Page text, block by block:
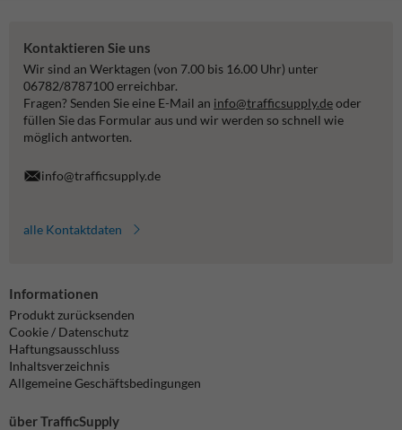
Kontaktieren Sie uns
Wir sind an Werktagen (von 7.00 bis 16.00 Uhr) unter
06782/8787100 erreichbar.
Fragen? Senden Sie eine E-Mail an info@trafficsupply.deoder
füllen Sie das Formular aus und wir werden so schnell wie
möglich antworten.
info@trafficsupply.de
alle Kontaktdaten
Informationen
Produkt zurücksenden
Cookie / Datenschutz
Haftungsausschluss
Inhaltsverzeichnis
Allgemeine Geschäftsbedingungen
über TrafficSupply